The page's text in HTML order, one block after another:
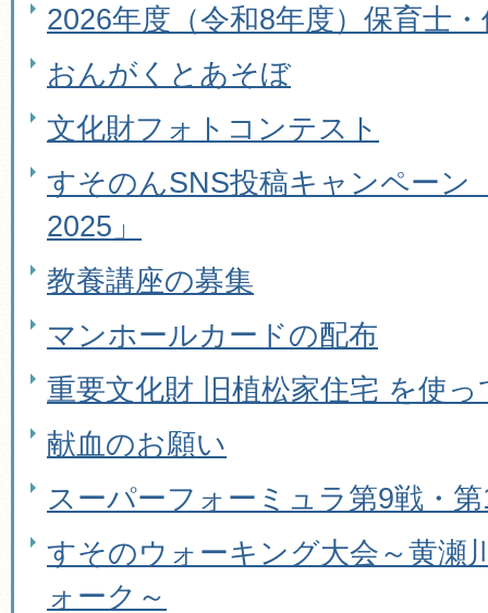
2026年度（令和8年度）保育士
おんがくとあそぼ
文化財フォトコンテスト
すそのんSNS投稿キャンペーン
2025」
教養講座の募集
マンホールカードの配布
重要文化財 旧植松家住宅 を使
献血のお願い
スーパーフォーミュラ第9戦・
すそのウォーキング大会～黄瀬
ォーク～